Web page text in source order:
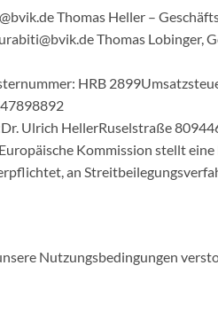
Thomas Heller –
Thomas Lobinger,
HRB
Ulrich HellerRuselstraße
Kommission stellt
an
Nutzungsbedingungen